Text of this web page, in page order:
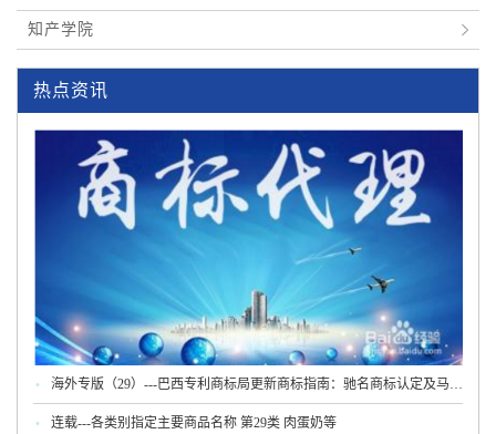
知产学院
热点资讯
海外专版（29）---巴西专利商标局更新商标指南：驰名商标认定及马德
里程序新规
连载---各类别指定主要商品名称 第29类 肉蛋奶等